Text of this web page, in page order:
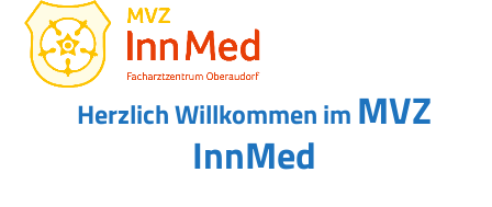
Skip
content
Open
mobile
menu
Close
mobile
menu
Herzlich Willkommen im MVZ
InnMed